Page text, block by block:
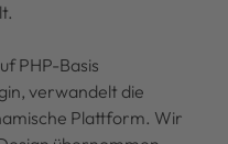
PHP-Basis
verwandelt die
Plattform. Wir